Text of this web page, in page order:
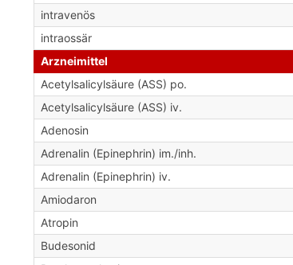
intravenös
intraossär
Arzneimittel
Acetylsalicylsäure (ASS) po.
Acetylsalicylsäure (ASS) iv.
Adenosin
Adrenalin (Epinephrin) im./inh.
Adrenalin (Epinephrin) iv.
Amiodaron
Atropin
Budesonid